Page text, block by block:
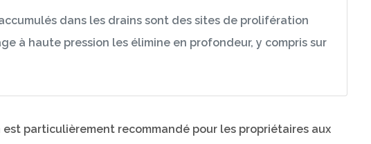
dans les drains sont des sites de prolifération
à haute pression les élimine en profondeur, y compris sur
est particulièrement recommandé pour les propriétaires aux